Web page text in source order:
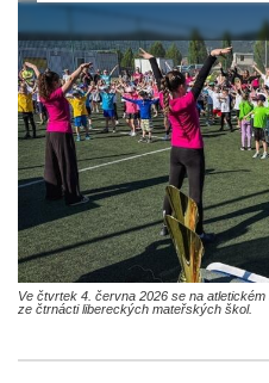
Ve čtvrtek 4. června 2026 se na
ze čtrnácti libereckých mateřských škol.